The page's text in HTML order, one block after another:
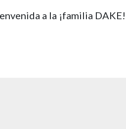
a la ¡familia DAKE!